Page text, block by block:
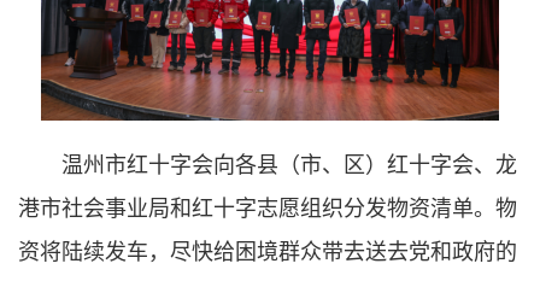
温州市红十字会向各县（市、区）红十字会、龙
港市社会事业局和红十字志愿组织分发物资清单。物
资将陆续发车，尽快给困境群众带去送去党和政府的